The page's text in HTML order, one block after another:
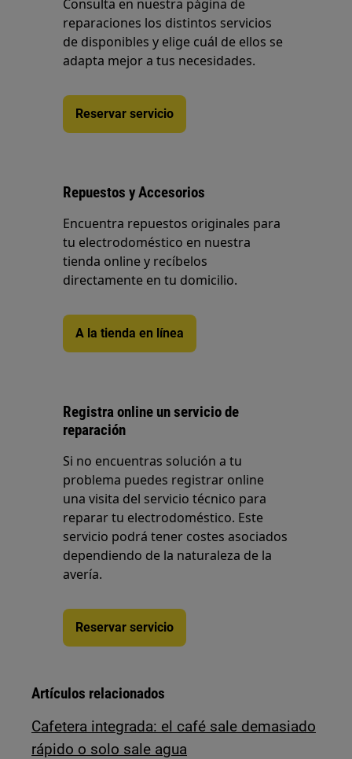
Consulta en nuestra página de
reparaciones los distintos servicios
de disponibles y elige cuál de ellos se
adapta mejor a tus necesidades.
Reservar servicio
Repuestos y Accesorios
Encuentra repuestos originales para
tu electrodoméstico en nuestra
tienda online y recíbelos
directamente en tu domicilio.
A la tienda en línea
Registra online un servicio de
reparación
Si no encuentras solución a tu
problema puedes registrar online
una visita del servicio técnico para
reparar tu electrodoméstico. Este
servicio podrá tener costes asociados
dependiendo de la naturaleza de la
avería.
Reservar servicio
Artículos relacionados
Cafetera integrada: el café sale demasiado
rápido o solo sale agua